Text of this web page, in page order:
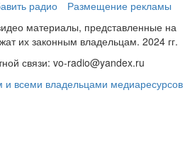
радио
Размещение рекламы
материалы, представленные на
их законным владельцам. 2024 гг.
связи: vo-radio@yandex.ru
и всеми владельцами медиаресурсов